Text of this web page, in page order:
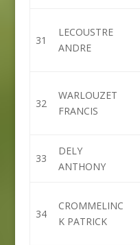
31
LECOUSTRE
ANDRE
32
WARLOUZET
FRANCIS
33
DELY
ANTHONY
34
CROMMELINC
K PATRICK